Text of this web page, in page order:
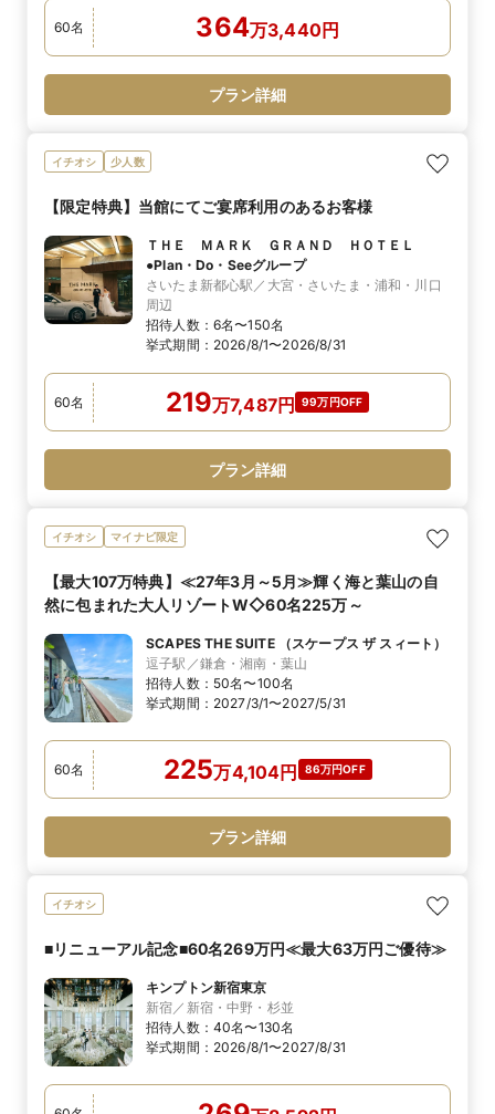
60名 364万3,440円
プラン詳細
イチオシ 少人数
【限定特典】当館にてご宴席利用のあるお客様
ＴＨＥ ＭＡＲＫ ＧＲＡＮＤ ＨＯＴＥＬ
●Plan・Do・Seeグループ
さいたま新都心駅／大宮・さいたま・浦和・川口
周辺
招待人数： 6名〜150名
挙式期間： 2026/8/1〜2026/8/31
60名 219万7,487円 99万円OFF
プラン詳細
イチオシ マイナビ限定
【最大107万特典】≪27年3月～5月≫輝く海と葉山の自
然に包まれた大人リゾートW◇60名225万～
SCAPES THE SUITE （スケープス ザ スィート）
逗子駅／鎌倉・湘南・葉山
招待人数： 50名〜100名
挙式期間： 2027/3/1〜2027/5/31
60名 225万4,104円 86万円OFF
プラン詳細
イチオシ
■リニューアル記念■60名269万円≪最大63万円ご優待≫
キンプトン新宿東京
新宿／新宿・中野・杉並
招待人数： 40名〜130名
挙式期間： 2026/8/1〜2027/8/31